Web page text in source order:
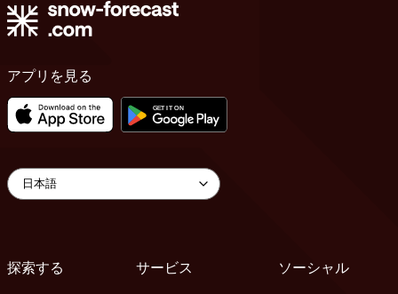
アプリを見る
探索する
サービス
ソーシャル